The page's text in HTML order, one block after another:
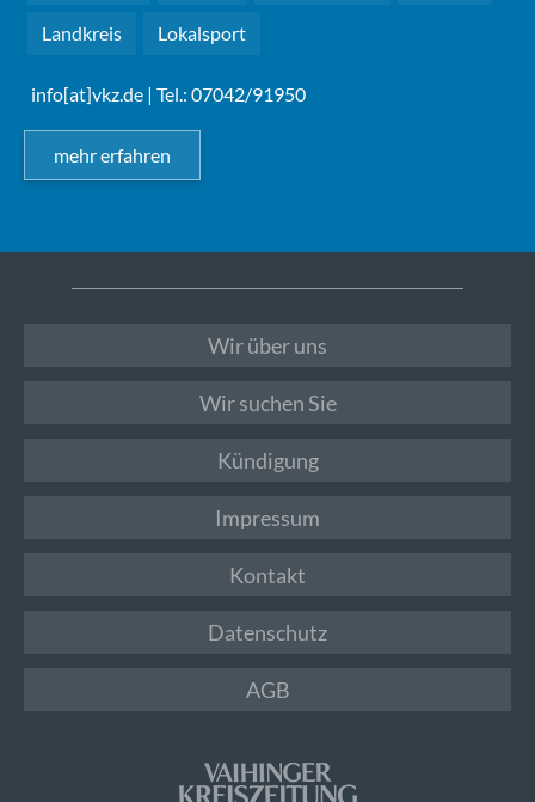
Landkreis Lokalsport
info[at]vkz.de | Tel.: 07042/91950
mehr erfahren
Wir über uns
Wir suchen Sie
Kündigung
Impressum
Kontakt
Datenschutz
AGB